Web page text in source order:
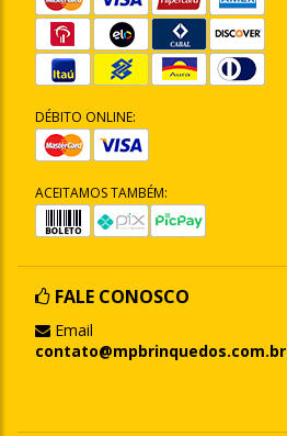
DÉBITO ONLINE:
ACEITAMOS TAMBÉM:
FALE CONOSCO
Email
contato@mpbrinquedos.com.br